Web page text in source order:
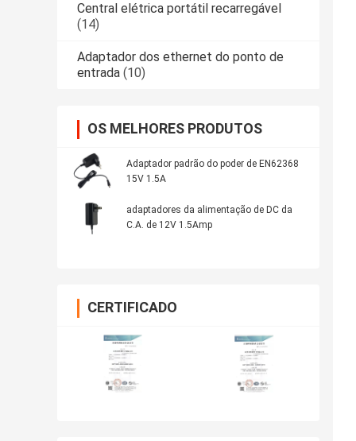
Central elétrica portátil recarregável
(14)
Adaptador dos ethernet do ponto de
entrada (10)
OS MELHORES PRODUTOS
Adaptador padrão do poder de EN62368
15V 1.5A
adaptadores da alimentação de DC da
C.A. de 12V 1.5Amp
CERTIFICADO